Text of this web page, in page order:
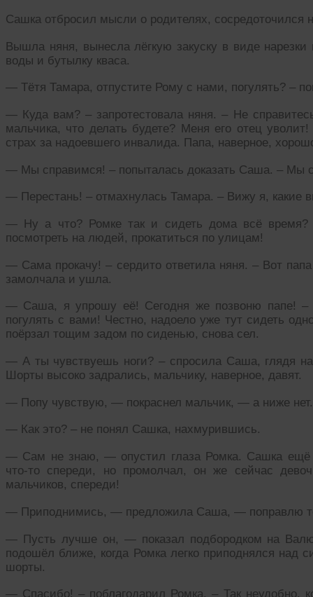
Сашка отбросил мысли о родителях, сосредоточился
Вышла няня, вынесла лёгкую закуску в виде
воды и бутылку кваса.
— Тётя Тамара, отпустите Рому с нами, погулять? –
— Куда вам? – запротестовала няня. – Не
мальчика, что делать будете? Меня его отец
страх за надоевшего инвалида. Папа, наверное,
— Мы справимся! – попыталась доказать Саша. – Мы
— Перестань! – отмахнулась Тамара. – Вижу я, какие
— Ну а что? Ромке так и сидеть дома всё время?
посмотреть на людей, прокатиться по улицам!
— Сама прокачу! – сердито ответила няня. – Вот
замолчала и ушла.
— Саша, я упрошу её! Сегодня же позвоню папе! –
погулять с вами! Честно, надоело уже тут сидеть
поёрзал тощим задом по сиденью, снова сел.
— А ты чувствуешь ноги? – спросила Саша, глядя
Шорты высоко задрались, мальчику, наверное, давят.
— Попу чувствую, — покраснел мальчик, — а ниже нет.
— Как это? – не понял Сашка, нахмурившись.
— Сам не знаю, — опустил глаза Ромка. Сашка ещё
что-то спереди, но промолчал, он же сейчас
мальчиков, спереди!
— Приподнимись, — предложила Саша, — поправлю
— Пусть лучше он, — показал подбородком на
подошёл ближе, когда Ромка легко приподнялся над
шорты.
— Спасибо! – поблагодарил Ромка. – Так неудобно,